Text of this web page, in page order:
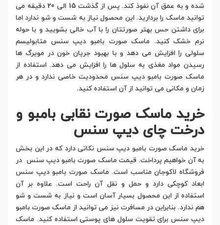
شده و به عمق آن نفوذ کند. پس از گذشت 15 الی 20 دقیقه می
توانید ماسک را بردارید. این محصول نیاز به شست و شو ندارد اما
برای داشتن حس بهتر صورتتان را با آب خالی بشویید و با حوله
نرم خشک کنید. ماسک صورت بامبو دیپ سنس متابولیسم
سلولی را افزایش می دهد و با بهبود جریان خون در مویرگ ها
رسیدن مواد مغذی به سلول ها را افزایش می دهد. استفاده از
ماسک صورت بامبو دیپ سنس محدودیت خاصی ندارد و در هر
زمان و مکانی می توانید از آن استفاده کنید.
خرید ماسک صورت نقابی بامبو و
درخت چای دیپ سنس
خرید ماسک صورت بامبو دیپ سنس نکاتی دارد که در این بخش
به آن خواهیم پرداخت. قیمت ماسک صورت بامبو دیپ سنس در
فروشگاه لاکوجان مناسب است. ماسک صورت بامبو دیپ سنس
ابعاد کوچکی دارد و حمل و نقل آن راحت است. علاوه بر آن
استفاده از این محصول بسیار آسان است و نیاز به شست و شو
هم ندارد. بنابراین در مسافرت نیز می توانید از ماسک صورت بامبو
دیپ سنس برای تقویت سلول های پوستی استفاده کنید. ماسک